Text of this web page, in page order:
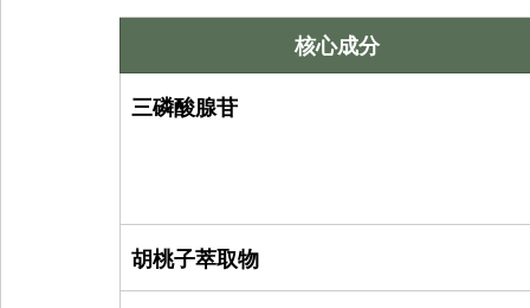
核心成分
三磷酸腺苷
胡桃子萃取物